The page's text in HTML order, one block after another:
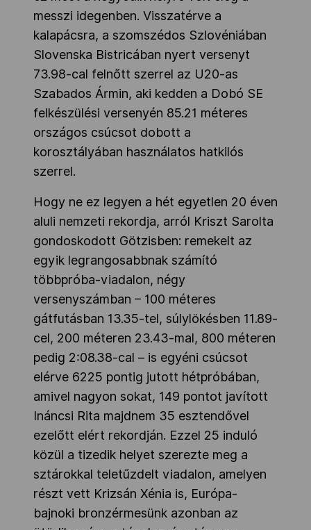
messzi idegenben. Visszatérve a
kalapácsra, a szomszédos Szlovéniában
Slovenska Bistricában nyert versenyt
73.98-cal felnőtt szerrel az U20-as
Szabados Ármin, aki kedden a Dobó SE
felkészülési versenyén 85.21 méteres
országos csúcsot dobott a
korosztályában használatos hatkilós
szerrel.
Hogy ne ez legyen a hét egyetlen 20 éven
aluli nemzeti rekordja, arról Kriszt Sarolta
gondoskodott Götzisben: remekelt az
egyik legrangosabbnak számító
többpróba-viadalon, négy
versenyszámban – 100 méteres
gátfutásban 13.35-tel, súlylökésben 11.89-
cel, 200 méteren 23.43-mal, 800 méteren
pedig 2:08.38-cal – is egyéni csúcsot
elérve 6225 pontig jutott hétpróbában,
amivel nagyon sokat, 149 pontot javított
Ináncsi Rita majdnem 35 esztendővel
ezelőtt elért rekordján. Ezzel 25 induló
közül a tizedik helyet szerezte meg a
sztárokkal teletűzdelt viadalon, amelyen
részt vett Krizsán Xénia is, Európa-
bajnoki bronzérmesünk azonban az